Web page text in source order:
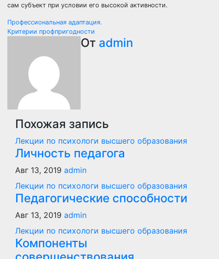
сам субъект при условии его высокой активности.
Навигация
записям
Профессиональная адаптация.
Критерии профпригодности
От admin
Похожая запись
Лекции по психологи высшего образования
Личность педагога
Авг 13, 2019 admin
Лекции по психологи высшего образования
Педагогические способности
Авг 13, 2019 admin
Лекции по психологи высшего образования
Компоненты